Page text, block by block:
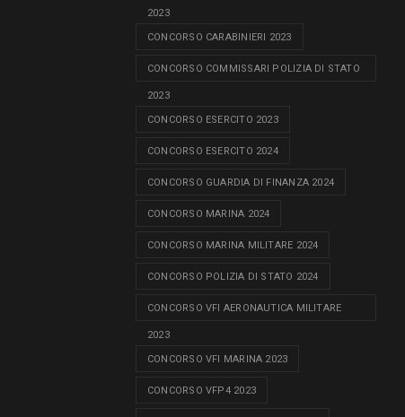
2023
CONCORSO CARABINIERI 2023
CONCORSO COMMISSARI POLIZIA DI STATO
2023
CONCORSO ESERCITO 2023
CONCORSO ESERCITO 2024
CONCORSO GUARDIA DI FINANZA 2024
CONCORSO MARINA 2024
CONCORSO MARINA MILITARE 2024
CONCORSO POLIZIA DI STATO 2024
CONCORSO VFI AERONAUTICA MILITARE
2023
CONCORSO VFI MARINA 2023
CONCORSO VFP4 2023